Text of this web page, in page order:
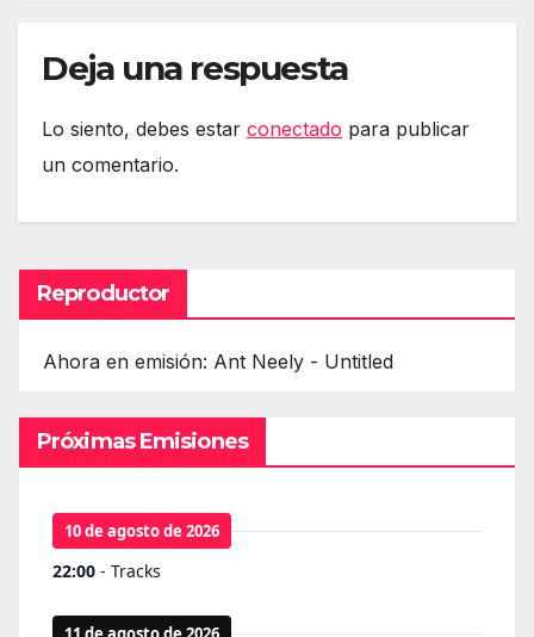
Deja una respuesta
Lo siento, debes estar conectado para publicar
un comentario.
Reproductor
Ahora en emisión: Ant Neely - Untitled
Próximas Emisiones